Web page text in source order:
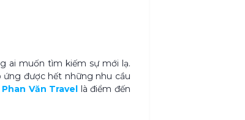
ai muốn tìm kiếm sự mới lạ.
ứng được hết những nhu cầu
Phan Văn Travel là điểm đến